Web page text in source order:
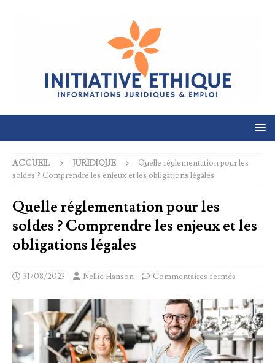
ACCUEIL JURIDIQUE
Quelle réglementation pour les
soldes ? Comprendre les enjeux et les obligations légales
Quelle réglementation pour les
soldes ? Comprendre les enjeux et les
obligations légales
31/08/2023 Nellie Hanson Commentaires fermés